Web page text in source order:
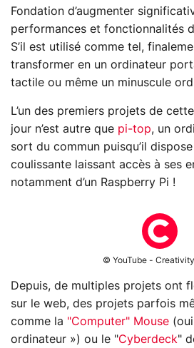
Fondation d’augmenter
performances et fonctionnalités
S’il est utilisé comme tel,
transformer en un ordinateur
tactile ou même un minuscule
L’un des premiers projets de
jour n’est autre que pi-top, un
sort du commun puisqu’il dispose
coulissante laissant accès à ses
notamment d’un Raspberry Pi !
© YouTube -
Depuis, de multiples projets ont
sur le web, des projets parfois
comme la "Computer" Mouse
ordinateur ») ou le "Cyberdeck"